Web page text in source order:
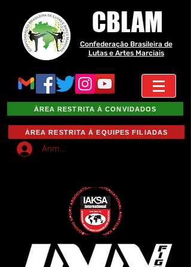
CBLAM
Confederação Brasileira de
Lutas e Artes Marciais
ÁREA RESTRITA À CONVIDADOS
ÁREA RESTRITA À EQUIPES FILIADAS
Anmelden